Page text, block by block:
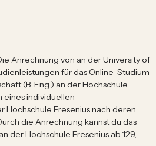
Anrechnung von an der University of
für das Online-Studium
(B. Eng.) an der Hochschule
eines individuellen
Hochschule Fresenius nach deren
die Anrechnung kannst du das
der Hochschule Fresenius ab 129,-